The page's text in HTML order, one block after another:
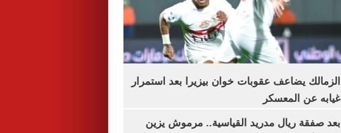
الزمالك يضاعف عقوبات خوان بيزيرا بعد استمرار
غيابه عن المعسكر
بعد صفقة ريال مدريد القياسية.. مرموش يزين